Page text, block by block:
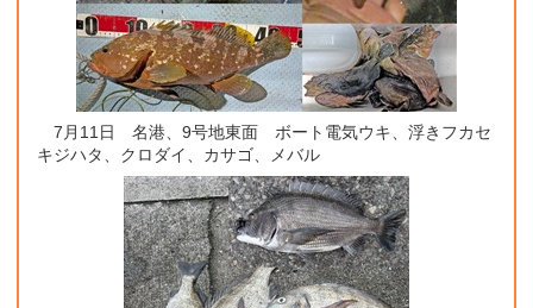
7月11日 名港、9号地東面 ボート電気ウキ、浮きフカセ
キジハタ、クロダイ、カサゴ、メバル